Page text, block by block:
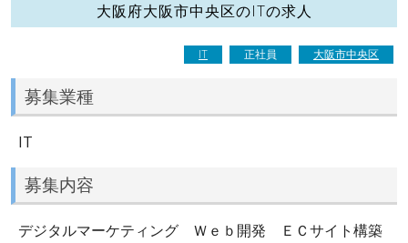
大阪府大阪市中央区のITの求人
IT 正社員 大阪市中央区
募集業種
IT
募集内容
デジタルマーケティング Ｗｅｂ開発 ＥＣサイト構築